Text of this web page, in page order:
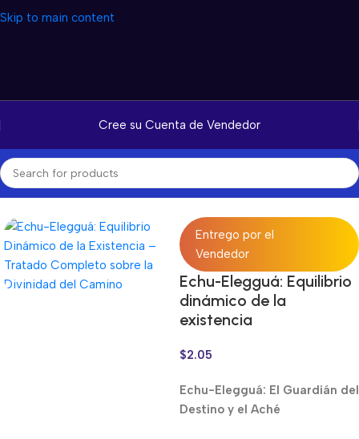
Skip to main content
Cree su Cuenta de Vendedor
Inicio/Productos Digitales/Libros Digitales
Entrego por el
Vendedor
Echu-Elegguá: Equilibrio
dinámico de la
existencia
$2.05
Echu-Elegguá: El Guardián del
Destino y el Aché